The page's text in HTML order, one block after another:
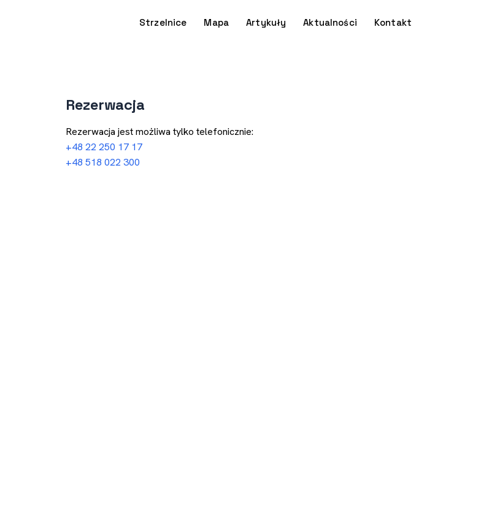
Strzelnice Mapa Artykuły Aktualności Kontakt
Rezerwacja
Rezerwacja jest możliwa tylko telefonicznie:
+48 22 250 17 17
+48 518 022 300